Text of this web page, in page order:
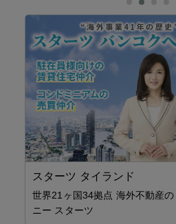
スターツ タイランド
世界21ヶ国34拠点 海外不動産
ニー スターツ